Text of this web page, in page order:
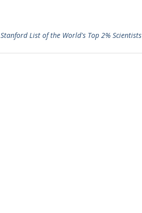
Stanford List of the World's Top 2% Scientists